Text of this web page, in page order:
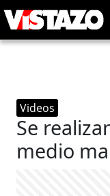
Videos
Se
medio